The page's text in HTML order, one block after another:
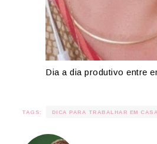
Dia a dia produtivo entre
TAGS: DICA PARA TRABALHAR EM CASA